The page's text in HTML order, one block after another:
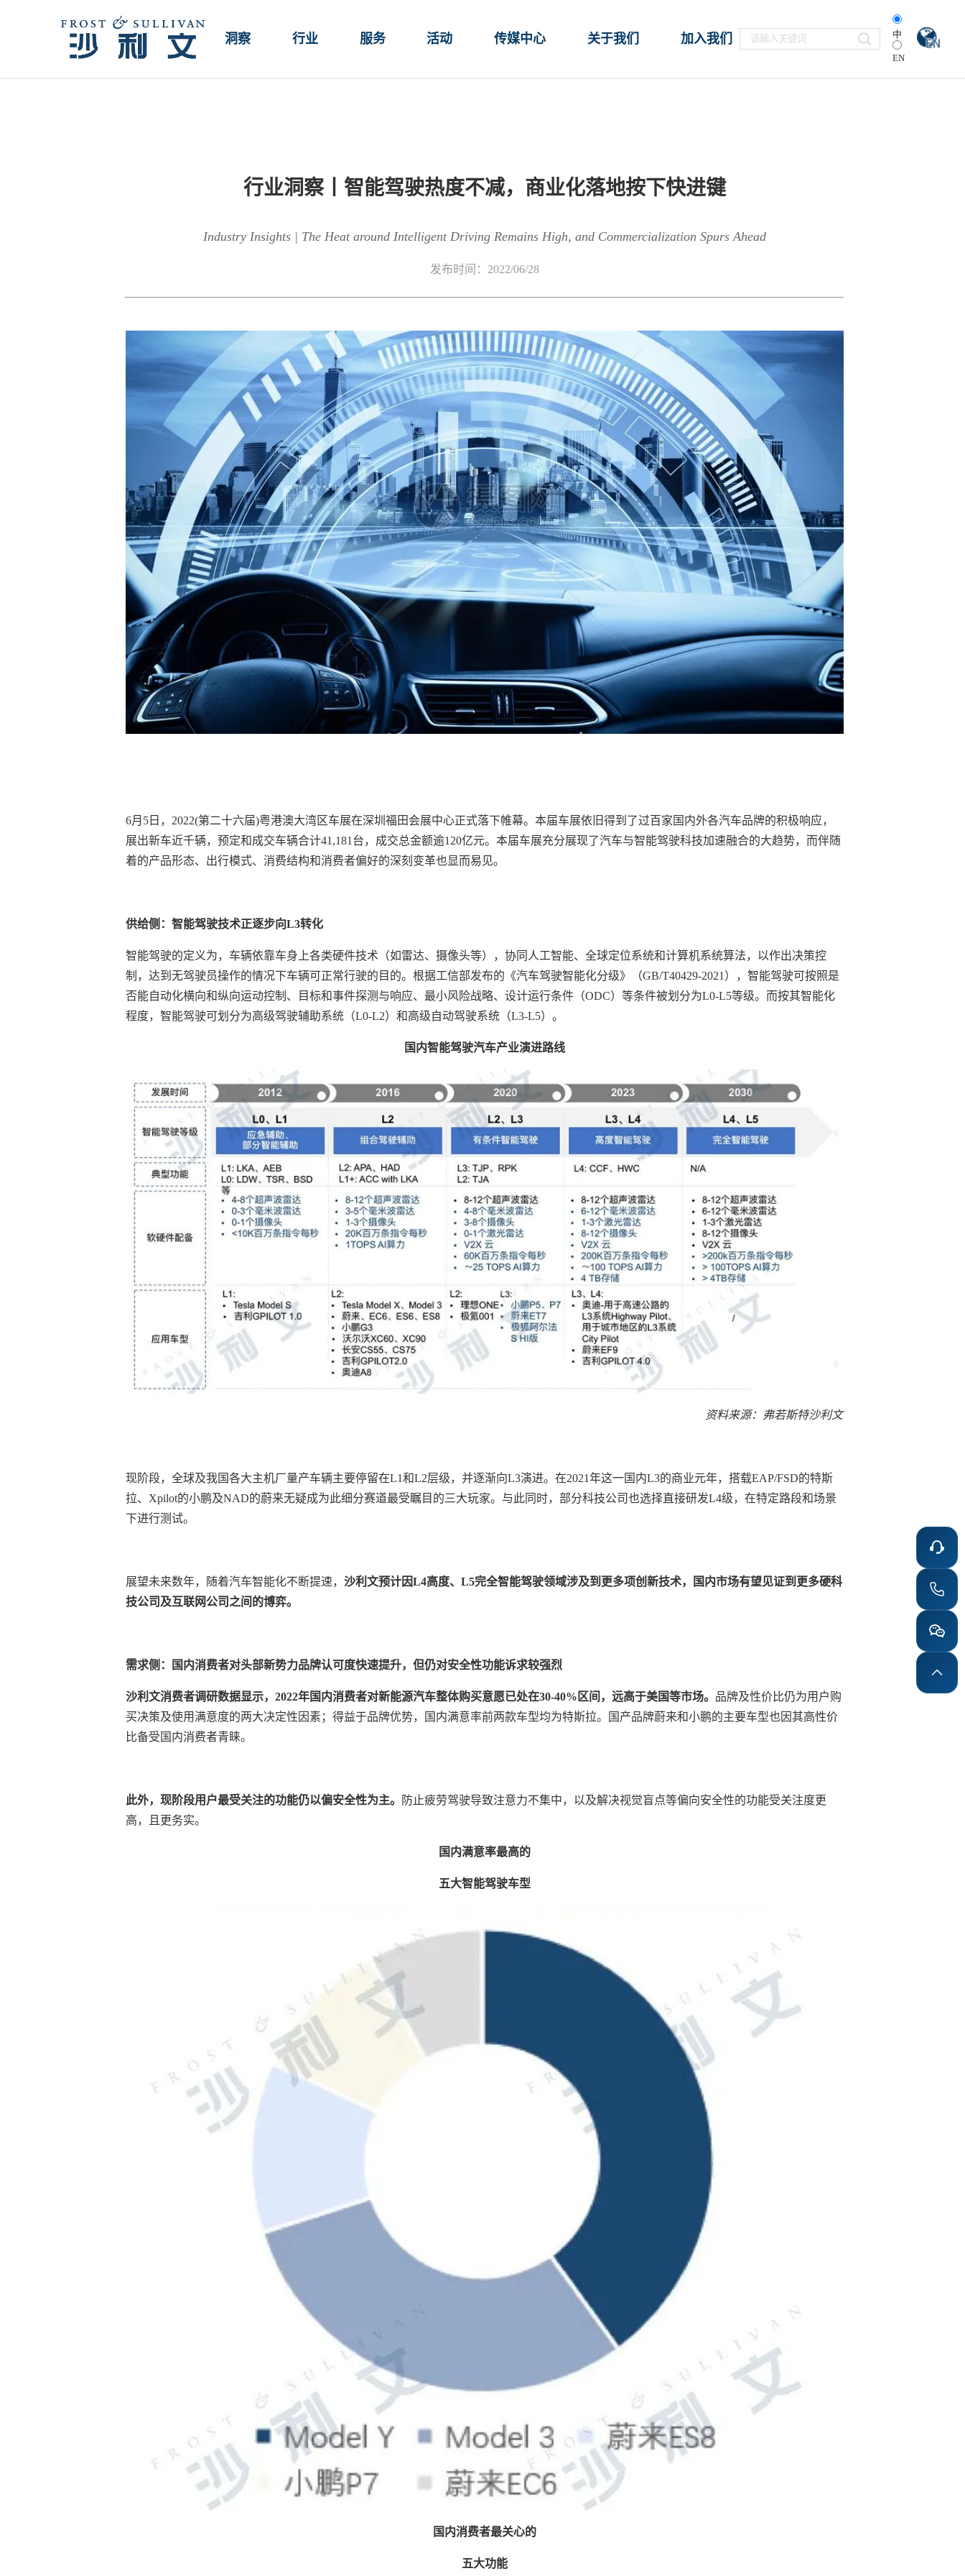
洞察 行业 服务 活动 传媒中心 关于我们 加入我们 中
EN
行业洞察丨智能驾驶热度不减，商业化落地按下快进键
Industry Insights | The Heat around Intelligent Driving Remains High, and Commercialization Spurs Ahead
发布时间：2022/06/28
6月5日，2022(第二十六届)粤港澳大湾区车展在深圳福田会展中心正式落下帷幕。本届车展依旧得到了过百家国内外各汽车品牌的积极响应，
展出新车近千辆，预定和成交车辆合计41,181台，成交总金额逾120亿元。本届车展充分展现了汽车与智能驾驶科技加速融合的大趋势，而伴随
着的产品形态、出行模式、消费结构和消费者偏好的深刻变革也显而易见。
供给侧：智能驾驶技术正逐步向L3转化
智能驾驶的定义为，车辆依靠车身上各类硬件技术（如雷达、摄像头等），协同人工智能、全球定位系统和计算机系统算法，以作出决策控
制，达到无驾驶员操作的情况下车辆可正常行驶的目的。根据工信部发布的《汽车驾驶智能化分级》（GB/T40429-2021），智能驾驶可按照是
否能自动化横向和纵向运动控制、目标和事件探测与响应、最小风险战略、设计运行条件（ODC）等条件被划分为L0-L5等级。而按其智能化
程度，智能驾驶可划分为高级驾驶辅助系统（L0-L2）和高级自动驾驶系统（L3-L5）。
国内智能驾驶汽车产业演进路线
资料来源：弗若斯特沙利文
现阶段，全球及我国各大主机厂量产车辆主要停留在L1和L2层级，并逐渐向L3演进。在2021年这一国内L3的商业元年，搭载EAP/FSD的特斯
拉、Xpilot的小鹏及NAD的蔚来无疑成为此细分赛道最受瞩目的三大玩家。与此同时，部分科技公司也选择直接研发L4级，在特定路段和场景
下进行测试。
展望未来数年，随着汽车智能化不断提速， 沙利文预计因L4高度、L5完全智能驾驶领域涉及到更多项创新技术，国内市场有望见证到更多硬科
技公司及互联网公司之间的博弈。
需求侧：国内消费者对头部新势力品牌认可度快速提升，但仍对安全性功能诉求较强烈
沙利文消费者调研数据显示，2022年国内消费者对新能源汽车整体购买意愿已处在30-40%区间，远高于美国等市场。 品牌及性价比仍为用户购
买决策及使用满意度的两大决定性因素；得益于品牌优势，国内满意率前两款车型均为特斯拉。国产品牌蔚来和小鹏的主要车型也因其高性价
比备受国内消费者青睐。
此外，现阶段用户最受关注的功能仍以偏安全性为主。
防止疲劳驾驶导致注意力不集中，以及解决视觉盲点等偏向安全性的功能受关注度更
高，且更务实。
国内满意率最高的
五大智能驾驶车型
国内消费者最关心的
五大功能